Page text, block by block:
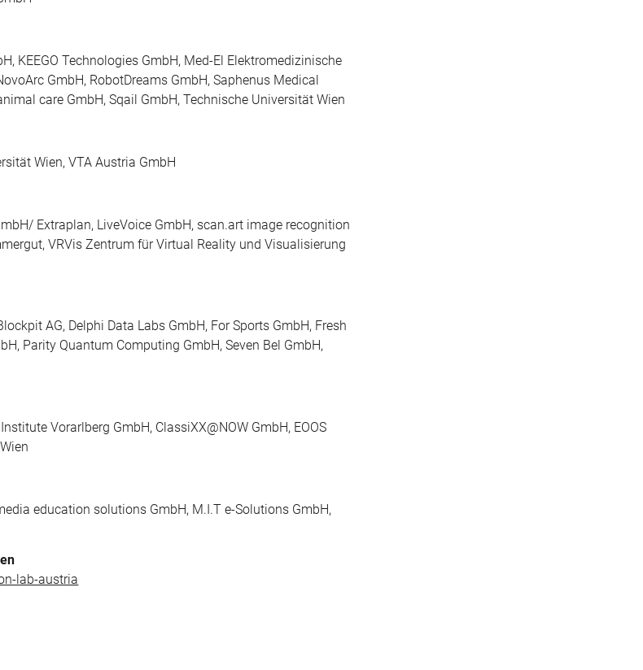
KEEGO Technologies GmbH, Med-El Elektromedizinische
GmbH, RobotDreams GmbH, Saphenus Medical
care GmbH, Sqail GmbH, Technische Universität Wien
Wien, VTA Austria GmbH
Extraplan, LiveVoice GmbH, scan.art image recognition
VRVis Zentrum für Virtual Reality und Visualisierung
AG, Delphi Data Labs GmbH, For Sports GmbH, Fresh
Parity Quantum Computing GmbH, Seven Bel GmbH,
Vorarlberg GmbH, ClassiXX@NOW GmbH, EOOS
education solutions GmbH, M.I.T e-Solutions GmbH,
lab-austria